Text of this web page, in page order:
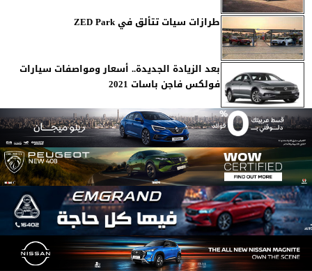
طرازات سيات تتألق في ZED Park
بعد الزيادة الجديدة.. أسعار ومواصفات سيارات
فولكس فاجن باسات 2021